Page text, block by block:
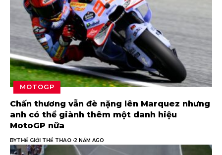
MOTOGP
Chấn thương vẫn đè nặng lên Marquez nhưng
anh có thể giành thêm một danh hiệu
MotoGP nữa
BYTHẾ GIỚI THỂ THAO 2 NĂM AGO